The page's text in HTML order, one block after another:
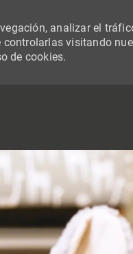
analizar el
visitando
de cookies.